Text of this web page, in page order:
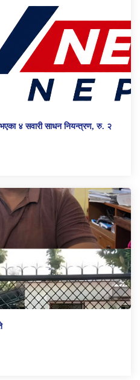
भएका ४ सवारी साधन नियन्त्रण, रु. २